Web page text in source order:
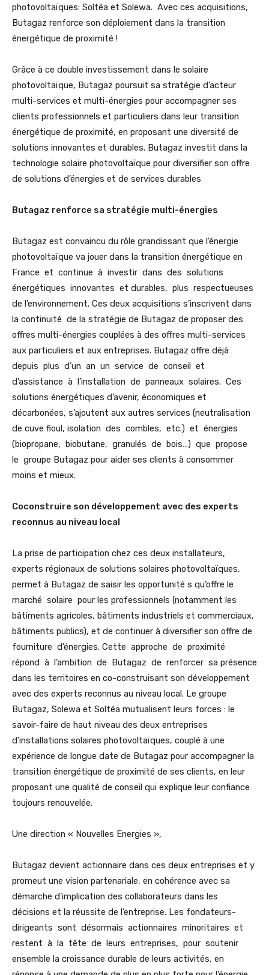
photovoltaïques: Soltéa et Solewa. Avec ces acquisitions,
Butagaz renforce son déploiement dans la transition
énergétique de proximité !
Grâce à ce double investissement dans le solaire
photovoltaïque, Butagaz poursuit sa stratégie d’acteur
multi-services et multi-énergies pour accompagner ses
clients professionnels et particuliers dans leur transition
énergétique de proximité, en proposant une diversité de
solutions innovantes et durables. Butagaz investit dans la
technologie solaire photovoltaïque pour diversifier son offre
de solutions d’énergies et de services durables
Butagaz renforce sa stratégie multi-énergies
Butagaz est convaincu du rôle grandissant que l’énergie
photovoltaïque va jouer dans la transition énergétique en
France et continue à investir dans des solutions
énergétiques innovantes et durables, plus respectueuses
de l’environnement. Ces deux acquisitions s’inscrivent dans
la continuité de la stratégie de Butagaz de proposer des
offres multi-énergies couplées à des offres multi-services
aux particuliers et aux entreprises. Butagaz offre déjà
depuis plus d’un an un service de conseil et
d’assistance à l’installation de panneaux solaires. Ces
solutions énergétiques d’avenir, économiques et
décarbonées, s’ajoutent aux autres services (neutralisation
de cuve fioul, isolation des combles, etc.) et énergies
(biopropane, biobutane, granulés de bois…) que propose
le groupe Butagaz pour aider ses clients à consommer
moins et mieux.
Coconstruire son développement avec des experts
reconnus au niveau local
La prise de participation chez ces deux installateurs,
experts régionaux de solutions solaires photovoltaïques,
permet à Butagaz de saisir les opportunité s qu’offre le
marché solaire pour les professionnels (notamment les
bâtiments agricoles, bâtiments industriels et commerciaux,
bâtiments publics), et de continuer à diversifier son offre de
fourniture d’énergies. Cette approche de proximité
répond à l’ambition de Butagaz de renforcer sa présence
dans les territoires en co-construisant son développement
avec des experts reconnus au niveau local. Le groupe
Butagaz, Solewa et Soltéa mutualisent leurs forces : le
savoir-faire de haut niveau des deux entreprises
d’installations solaires photovoltaïques, couplé à une
expérience de longue date de Butagaz pour accompagner la
transition énergétique de proximité de ses clients, en leur
proposant une qualité de conseil qui explique leur confiance
toujours renouvelée.
Une direction « Nouvelles Energies »,
Butagaz devient actionnaire dans ces deux entreprises et y
promeut une vision partenariale, en cohérence avec sa
démarche d’implication des collaborateurs dans les
décisions et la réussite de l’entreprise. Les fondateurs-
dirigeants sont désormais actionnaires minoritaires et
restent à la tête de leurs entreprises, pour soutenir
ensemble la croissance durable de leurs activités, en